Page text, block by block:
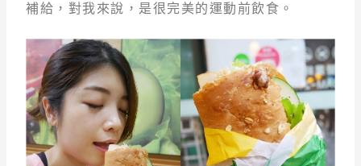
補給，對我來說，是很完美的運動前飲食。